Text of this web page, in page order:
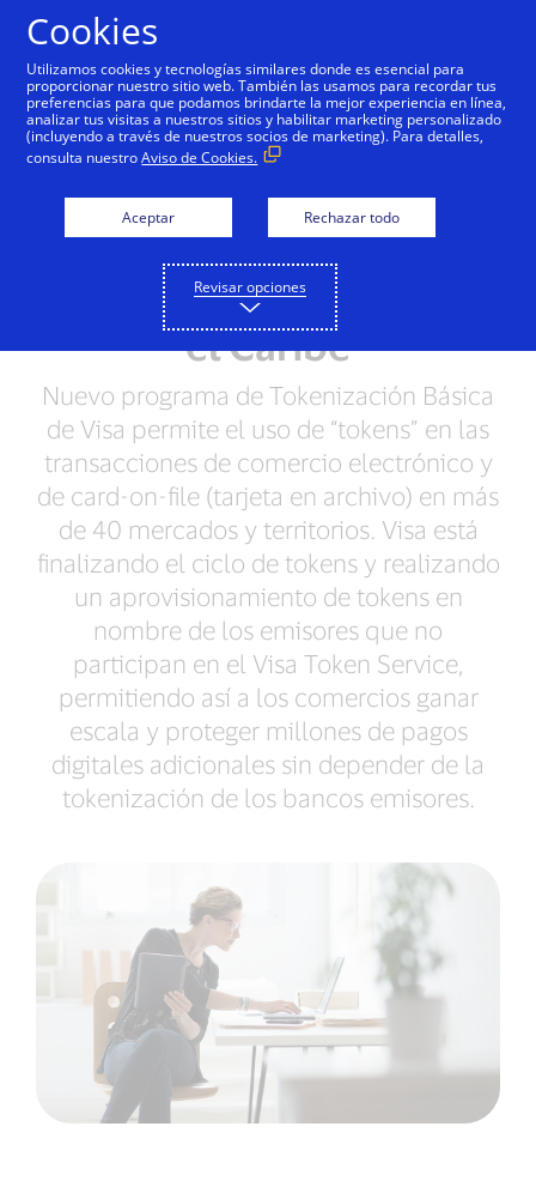
NOTAS DE PRENSA
Visa optimiza la
seguridad de las
transacciones en línea
en toda América Latina y
el Caribe
Nuevo programa de Tokenización Básica
de Visa permite el uso de “tokens” en las
transacciones de comercio electrónico y
de card-on-file (tarjeta en archivo) en más
de 40 mercados y territorios. Visa está
finalizando el ciclo de tokens y realizando
un aprovisionamiento de tokens en
nombre de los emisores que no
participan en el Visa Token Service,
permitiendo así a los comercios ganar
escala y proteger millones de pagos
digitales adicionales sin depender de la
tokenización de los bancos emisores.
Cookies
Utilizamos cookies y tecnologías similares donde es esencial para
proporcionar nuestro sitio web. También las usamos para recordar tus
preferencias para que podamos brindarte la mejor experiencia en línea,
analizar tus visitas a nuestros sitios y habilitar marketing personalizado
(incluyendo a través de nuestros socios de marketing). Para detalles,
consulta nuestroAviso de Cookies.
Aceptar Rechazar todo
Revisar opciones